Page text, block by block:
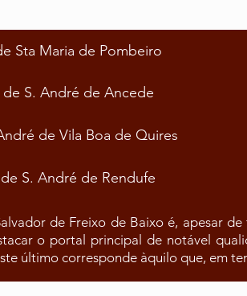
Sta Maria de Pombeiro
S. André de Ancede
de Vila Boa de Quires
S. André de Rendufe
de Freixo de Baixo é, apesar
o portal principal de notável
último corresponde àquilo que, em